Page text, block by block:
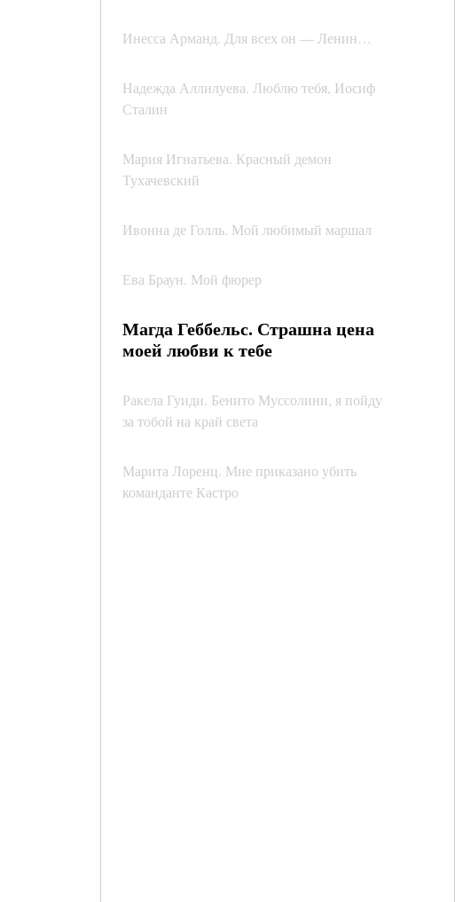
Инесса Арманд. Для всех он — Ленин…
Надежда Аллилуева. Люблю тебя, Иосиф
Сталин
Мария Игнатьева. Красный демон
Тухачевский
Ивонна де Голль. Мой любимый маршал
Ева Браун. Мой фюрер
Магда Геббельс. Страшна цена
моей любви к тебе
Ракела Гуиди. Бенито Муссолини, я пойду
за тобой на край света
Марита Лоренц. Мне приказано убить
команданте Кастро